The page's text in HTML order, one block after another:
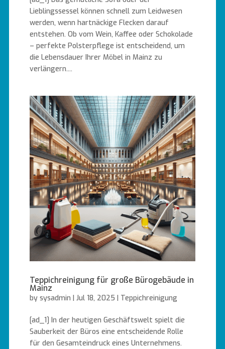
Lieblingssessel können schnell zum Leidwesen
werden, wenn hartnäckige Flecken darauf
entstehen. Ob vom Wein, Kaffee oder Schokolade
– perfekte Polsterpflege ist entscheidend, um
die Lebensdauer Ihrer Möbel in Mainz zu
verlängern....
Teppichreinigung für große Bürogebäude in
Mainz
bysysadmin |Jul 18, 2025 | Teppichreinigung
[ad_1] In der heutigen Geschäftswelt spielt die
Sauberkeit der Büros eine entscheidende Rolle
für den Gesamteindruck eines Unternehmens.